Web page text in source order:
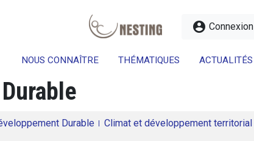
account_circle Connexion
NOUS CONNAÎTRE THÉMATIQUES ACTUALITÉS
Durable Climat et développement territorial